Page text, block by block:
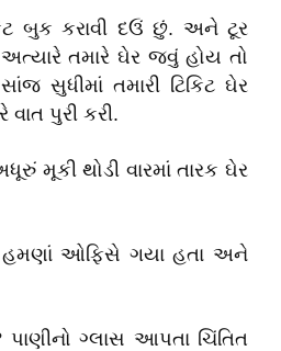
બુક કરાવી દઉં છું. અને ટૂર
અત્યારે તમારે ઘેર જવું હોય તો
સુધીમાં તમારી ટિકિટ ઘેર
પુરી કરી.
મૂકી થોડી વારમાં તારક ઘેર
ઓફિસે ગયા હતા અને
ગ્લાસ આપતા ચિંતિત